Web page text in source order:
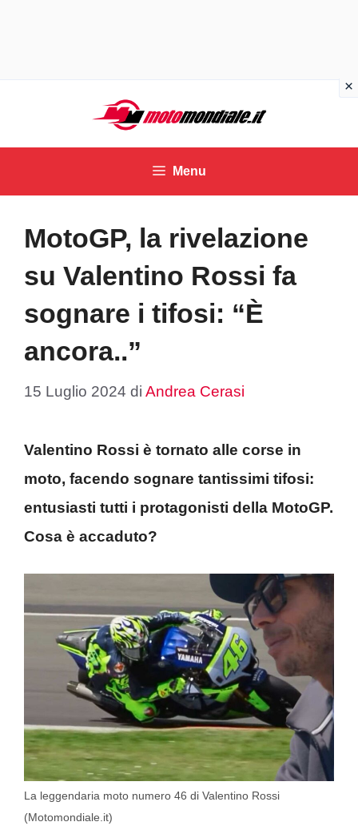
contenuto
Menu
MotoGP, la rivelazione
su Valentino Rossi fa
sognare i tifosi: “È
ancora..”
15 Luglio 2024 di Andrea Cerasi
Valentino Rossi è tornato alle corse in
moto, facendo sognare tantissimi tifosi:
entusiasti tutti i protagonisti della MotoGP.
Cosa è accaduto?
La leggendaria moto numero 46 di Valentino Rossi
(Motomondiale.it)